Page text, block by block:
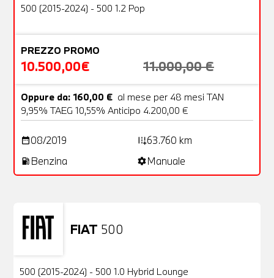
OFFERTA
500 (2015-2024) - 500 1.2 Pop
PREZZO PROMO
10.500,00€ 11.000,00 €
Oppure da: 160,00 € al mese per 48 mesi TAN
9,95% TAEG 10,55% Anticipo 4.200,00 €
date_range08/2019 add_road63.760 km
local_gas_station Benzina settingsManuale
FIAT 500
Usato
500 (2015-2024) - 500 1.0 Hybrid Lounge